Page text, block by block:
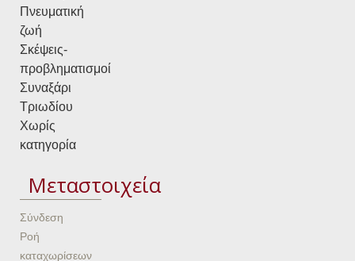
Πνευματική
ζωή
Σκέψεις-
προβληματισμοί
Συναξάρι
Τριωδίου
Χωρίς
κατηγορία
Μεταστοιχεία
Σύνδεση
Ροή
καταχωρίσεων